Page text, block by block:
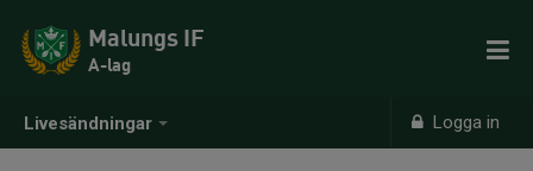
Livesändningar Logga in
Malungs IF
A-lag